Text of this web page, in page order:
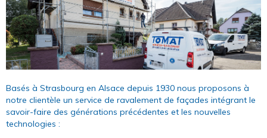
Basés à Strasbourg en Alsace depuis 1930 nous proposons à
notre clientèle un service de ravalement de façades intégrant le
savoir-faire des générations précédentes et les nouvelles
technologies :